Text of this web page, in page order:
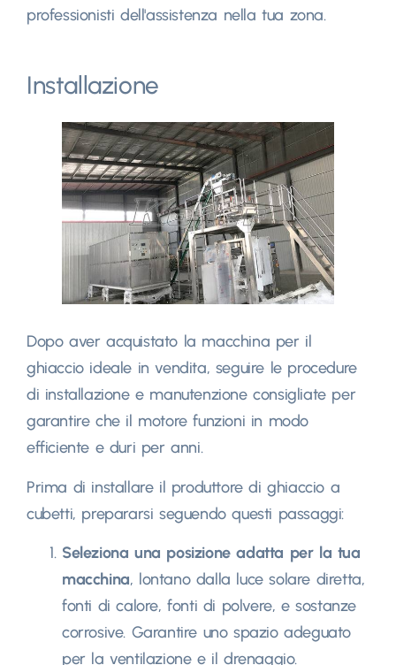
professionisti dell'assistenza nella tua zona.
Installazione
Dopo aver acquistato la macchina per il
ghiaccio ideale in vendita, seguire le procedure
di installazione e manutenzione consigliate per
garantire che il motore funzioni in modo
efficiente e duri per anni.
Prima di installare il produttore di ghiaccio a
cubetti, prepararsi seguendo questi passaggi:
Seleziona una posizione adatta per la tua
macchina, lontano dalla luce solare diretta,
fonti di calore, fonti di polvere, e sostanze
corrosive. Garantire uno spazio adeguato
per la ventilazione e il drenaggio.